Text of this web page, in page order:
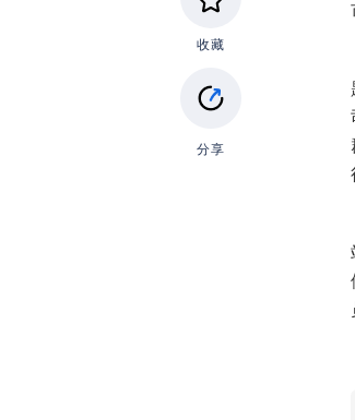
收藏
分享